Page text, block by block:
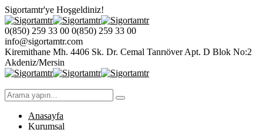
Sigortamtr'ye Hoşgeldiniz!
0(850) 259 33 00 0(850) 259 33 00
info@sigortamtr.com
Kiremithane Mh. 4406 Sk. Dr. Cemal Tanrıöver Apt. D Blok No:2
Akdeniz/Mersin
Anasayfa
Kurumsal